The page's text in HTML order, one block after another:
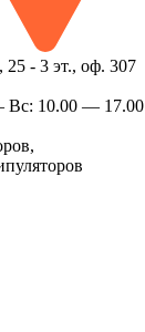
- 3 эт., оф. 307
Вс: 10.00 — 17.00